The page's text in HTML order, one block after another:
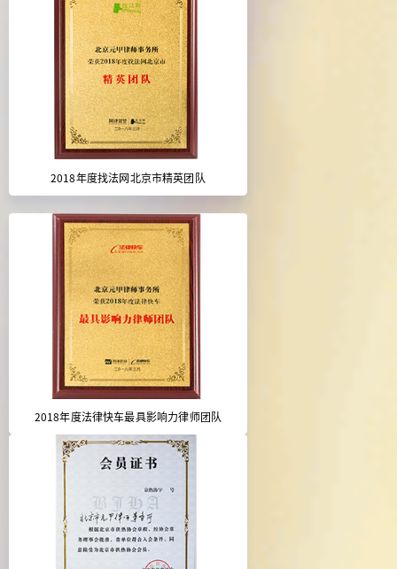
2018年度找法网北京市精英团队
2018年度法律快车最具影响力律师团队